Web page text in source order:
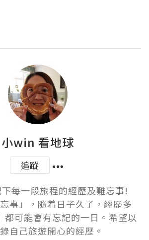
小win 看地球
追蹤
每一段旅程的經歷及難忘事!
事」，隨着日子久了，經歷多
都可能會有忘記的一日。希望以
自己旅遊開心的經歷。